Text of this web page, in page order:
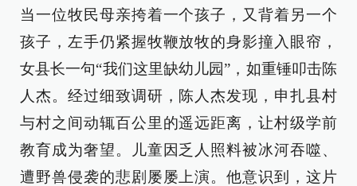
当一位牧民母亲挎着一个孩子，又背着另一个
孩子，左手仍紧握牧鞭放牧的身影撞入眼帘，
女县长一句“我们这里缺幼儿园”，如重锤叩击陈
人杰。经过细致调研，陈人杰发现，申扎县村
与村之间动辄百公里的遥远距离，让村级学前
教育成为奢望。儿童因乏人照料被冰河吞噬、
遭野兽侵袭的悲剧屡屡上演。他意识到，这片